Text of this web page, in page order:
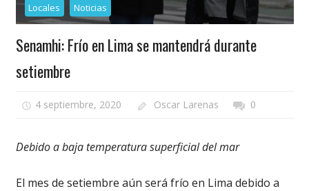
Locales Noticias
Senamhi: Frío en Lima se mantendrá durante
setiembre
4 septiembre, 2020 Oscar Larenas 0
Debido a baja temperatura superficial del mar
El mes de setiembre aún será frío en Lima debido a